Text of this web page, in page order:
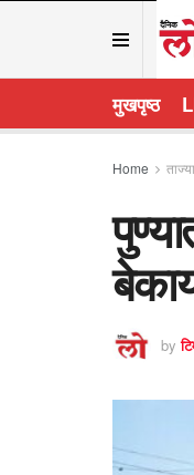
मुखपृष्ठ
Home
by